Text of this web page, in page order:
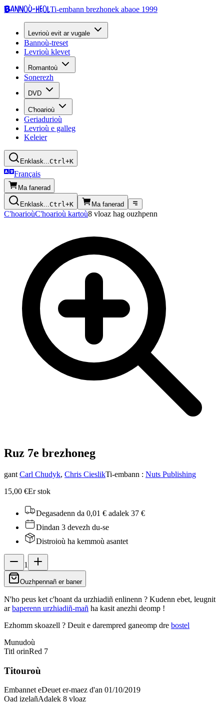
Bannoù-heolTi-embann brezhonek abaoe 1999
Levrioù evit ar vugale
Bannoù-treset
Levrioù klevet
Romantoù
Sonerezh
DVD
C'hoarioù
Geriadurioù
Levrioù e galleg
Keleier
Enklask...Ctrl+K
Français
Ma fanerad
Enklask...Ctrl+K Ma fanerad
C'hoarioùC'hoarioù kartoù8 vloaz hag ouzhpenn
Ruz 7e brezhoneg
gant Carl Chudyk, Chris CieslikTi-embann : Nuts Publishing
15,00 €Er stok
Degasadenn da 0,01 € adalek 37 €
Dindan 3 devezh du-se
Distroioù ha kemmoù asantet
1
Ouzhpennañ er baner
N'ho peus ket c'hoant da urzhiadiñ enlinenn ? Kudenn ebet, leugnit
arbaperenn urzhiadiñ-mañ ha kasit anezhi deomp !
Ezhomm skoazell ? Deuit e darempred ganeomp dre bostel
Munudoù
Titl orinRed 7
Titouroù
Embannet eDeuet er-maez d'an 01/10/2019
Oad izelañAdalek 8 vloaz